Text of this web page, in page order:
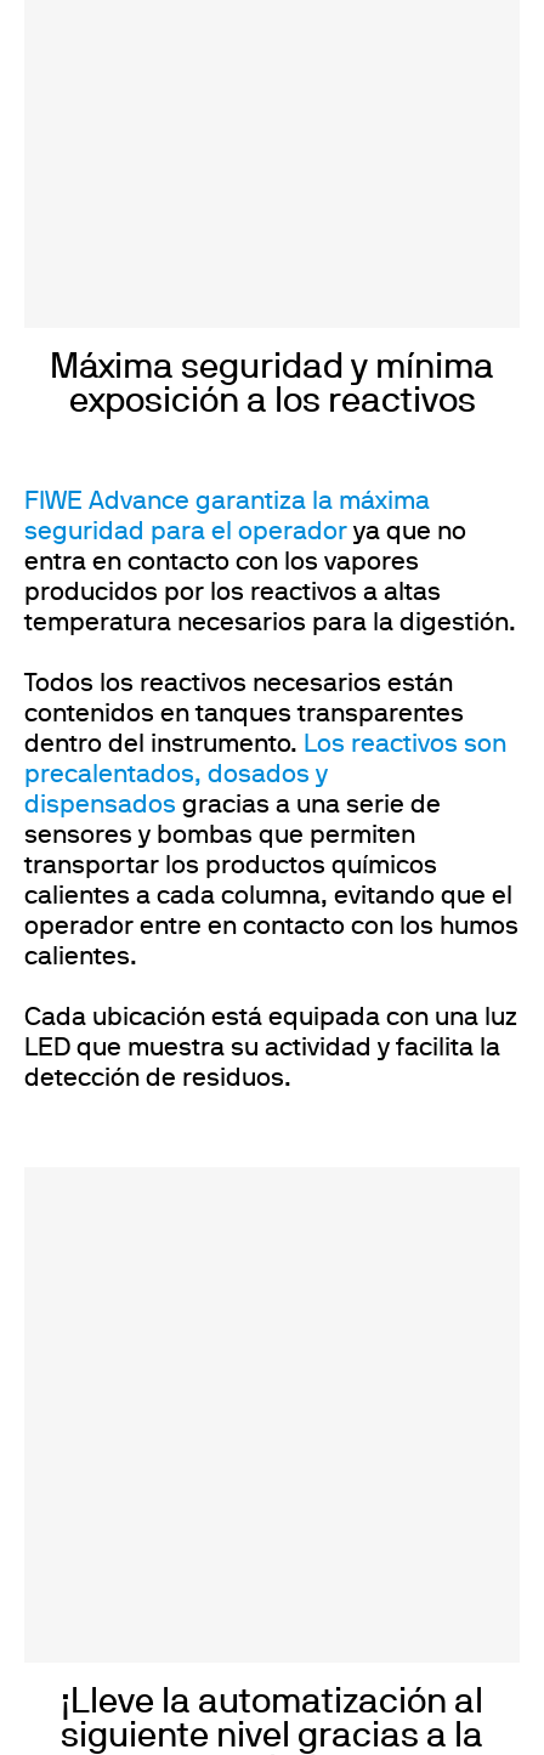
Máxima seguridad y mínima
exposición a los reactivos
FIWE Advance garantiza la máxima
seguridad para el operador ya que no
entra en contacto con los vapores
producidos por los reactivos a altas
temperatura necesarios para la digestión.
Todos los reactivos necesarios están
contenidos en tanques transparentes
dentro del instrumento. Los reactivos son
precalentados, dosados y
dispensados gracias a una serie de
sensores y bombas que permiten
transportar los productos químicos
calientes a cada columna, evitando que el
operador entre en contacto con los humos
calientes.
Cada ubicación está equipada con una luz
LED que muestra su actividad y facilita la
detección de residuos.
¡Lleve la automatización al
siguiente nivel gracias a la